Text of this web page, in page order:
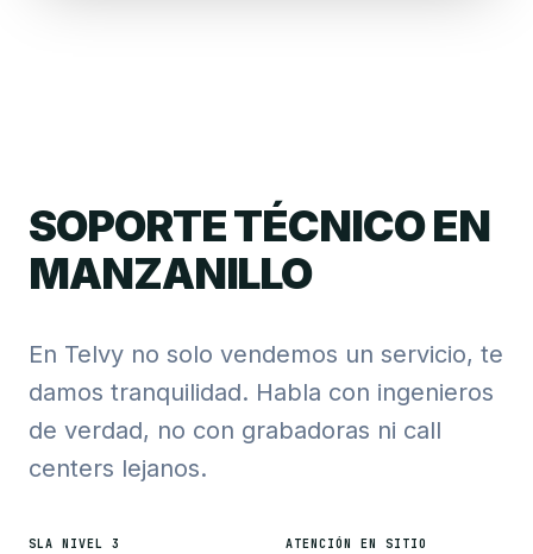
SOPORTE TÉCNICO EN
MANZANILLO
En Telvy no solo vendemos un servicio, te
damos tranquilidad. Habla con ingenieros
de verdad, no con grabadoras ni call
centers lejanos.
SLA NIVEL 3 ATENCIÓN EN SITIO